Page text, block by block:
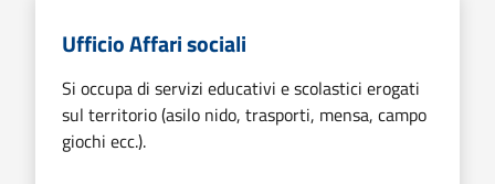
Ufficio Affari sociali
Si occupa di servizi educativi e scolastici erogati
sul territorio (asilo nido, trasporti, mensa, campo
giochi ecc.).